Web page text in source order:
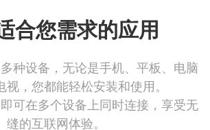
合您需求的应用
种设备，无论是手机、平板、电脑
视，您都能轻松安装和使用。
可在多个设备上同时连接，享受无
缝的互联网体验。